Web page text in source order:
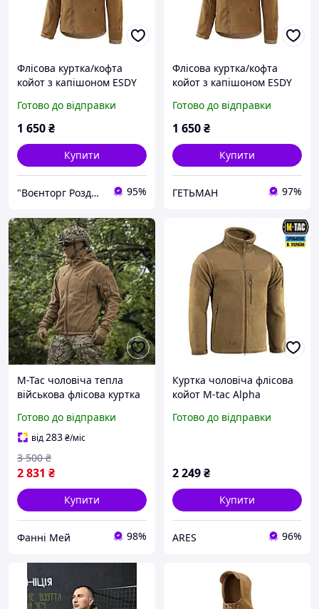
Флісова куртка/кофта
койот з капішоном ESDY
Готово до відправки
1 650₴
Купити
"Воєнторг Роздріб/Опт": На варті вашої безпеки! 95%
Флісова куртка/кофта
койот з капішоном ESDY
Готово до відправки
1 650₴
Купити
ГЕТЬМАН 97%
M-Tac чоловіча тепла
військова флісова куртка
Готово до відправки
від283₴/міс
2 831 ₴
3 500 ₴
Купити
Фанні Мей 98%
Куртка чоловіча флісова
койот M-tac Alpha
Brown / Флісова кофта
Готово до відправки
2 249₴
Купити
ARES 96%